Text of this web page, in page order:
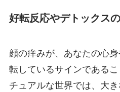
好転反応やデトックス
顔の痒みが、あなたの心
転しているサインである
チュアルな世界では、大き